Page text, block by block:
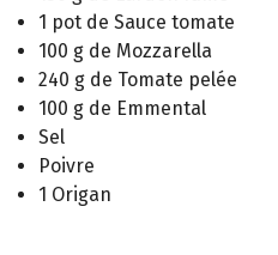
1 pot de Sauce tomate
100 g de Mozzarella
240 g de Tomate pelée
100 g de Emmental
Sel
Poivre
1 Origan